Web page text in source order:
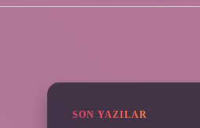
SON YAZILAR